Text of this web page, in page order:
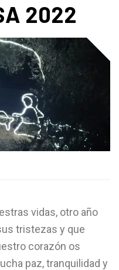
2022
vidas, otro año
tristezas y que
corazón os
paz, tranquilidad y